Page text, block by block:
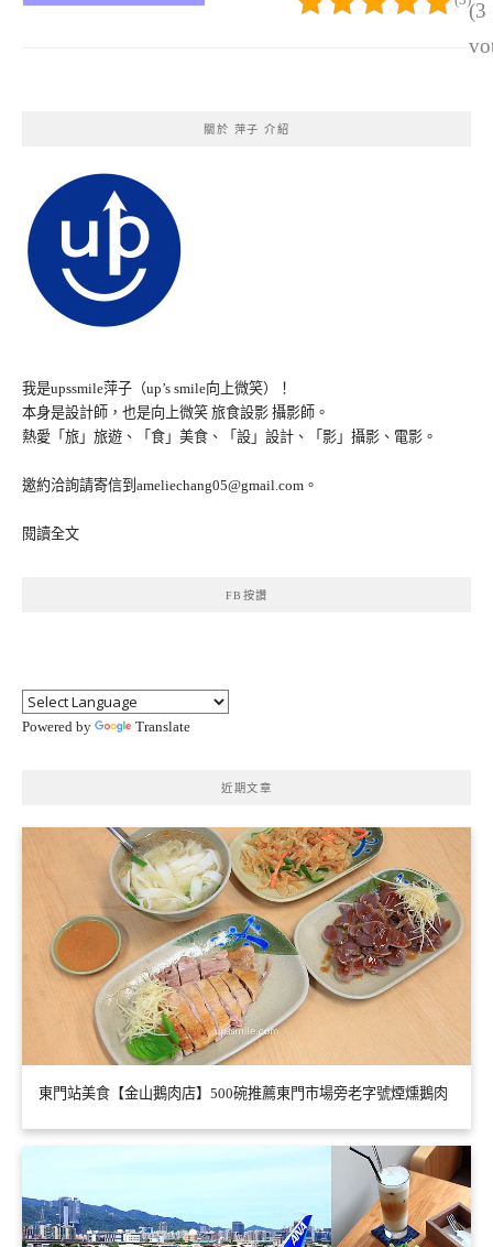
(3
關於 萍子 介紹
我是upssmile萍子（up’s smile向上微笑）！
本身是設計師，也是向上微笑 旅食設影 攝影師。
熱愛「旅」旅遊、「食」美食、「設」設計、「影」攝影、電影。
邀約洽詢請寄信到ameliechang05@gmail.com。
閱讀全文
FB按讚
Powered by Translate
近期文章
東門站美食【金山鵝肉店】500碗推薦東門市場旁老字號煙燻鵝肉